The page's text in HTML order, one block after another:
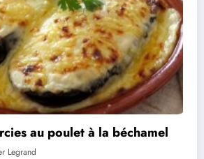
Rouleaux d’aubergines farcies
01/08/2021